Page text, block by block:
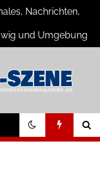
Nachrichten,
und Umgebung
aus